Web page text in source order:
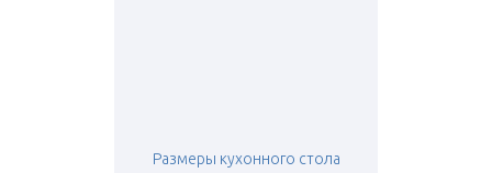
Размеры кухонного стола